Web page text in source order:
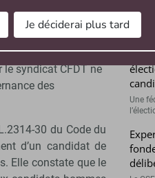
par une autre
la liste de la CFDT,
le syndicat CFDT ne
des
30 du Code du
d’un candidat de
Elle constate que le
Un
CSE
Une
Je déciderai plus tard